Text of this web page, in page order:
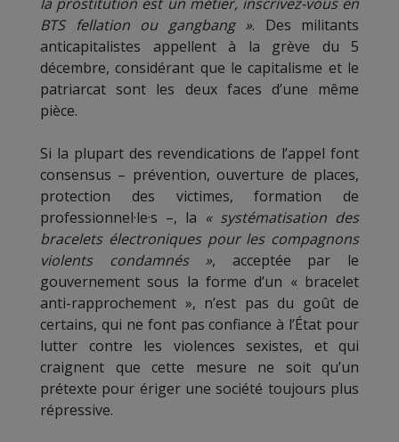
BTS fellation ou gangbang ». Des militants
anticapitalistes appellent à la grève du 5
décembre, considérant que le capitalisme et le
patriarcat sont les deux faces d’une même
pièce.
Si la plupart des revendications de l’appel font
consensus – prévention, ouverture de places,
protection des victimes, formation de
professionnel·le·s –, la « systématisation des
bracelets électroniques pour les compagnons
violents condamnés », acceptée par le
gouvernement sous la forme d’un « bracelet
anti-rapprochement », n’est pas du goût de
certains, qui ne font pas confiance à l’État pour
lutter contre les violences sexistes, et qui
craignent que cette mesure ne soit qu’un
prétexte pour ériger une société toujours plus
répressive.